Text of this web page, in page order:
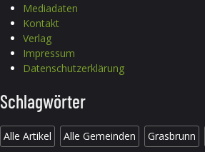
Mediadaten
Kontakt
Verlag
Impressum
Datenschutzerklärung
Schlagwörter
Alle Artikel Alle Gemeinden Grasbrunn